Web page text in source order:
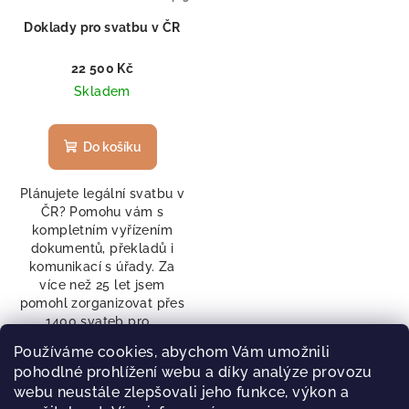
Používáme cookies, abychom Vám umožnili
pohodlné prohlížení webu a díky analýze provozu
webu neustále zlepšovali jeho funkce, výkon a
Doklady pro svatbu v ČR
22 500 Kč
Skladem
Do košíku
Plánujete legální svatbu v
ČR? Pomohu vám s
kompletním vyřízením
dokumentů, překladů i
komunikací s úřady. Za
více než 25 let jsem
pomohl zorganizovat přes
1400 svateb pro...
O
1položek celkem